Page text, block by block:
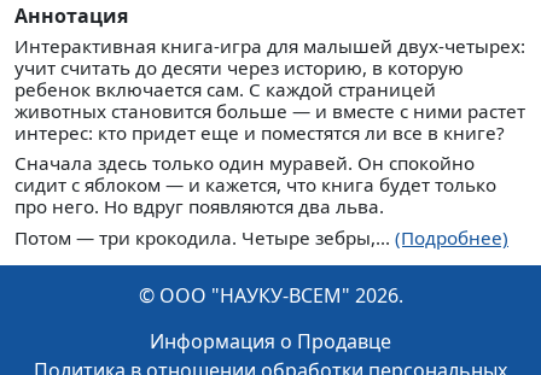
Аннотация
Интерактивная книга-игра для малышей двух-четырех:
учит считать до десяти через историю, в которую
ребенок включается сам. С каждой страницей
животных становится больше — и вместе с ними растет
интерес: кто придет еще и поместятся ли все в книге?
Сначала здесь только один муравей. Он спокойно
сидит с яблоком — и кажется, что книга будет только
про него. Но вдруг появляются два льва.
Потом — три крокодила. Четыре зебры,... (Подробнее)
© ООО "НАУКУ-ВСЕМ" 2026.
Информация о Продавце